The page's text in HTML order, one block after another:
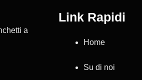
a
Link Rapidi
Home
Su di noi